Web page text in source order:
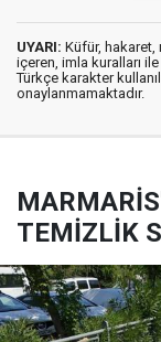
UYARI: Küfür, hakaret,
içeren, imla kuralları ile
Türkçe karakter
onaylanmamaktadır.
TEMİZLİK